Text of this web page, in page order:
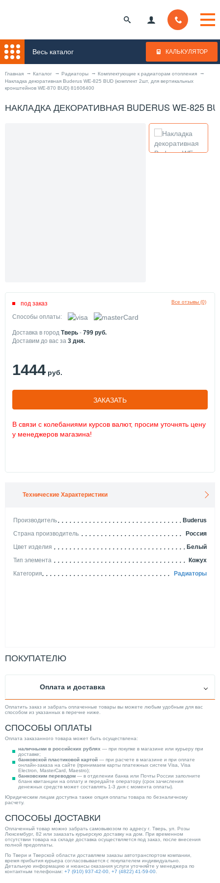
Весь каталог КАЛЬКУЛЯТОР
Главная Каталог Радиаторы
Комплектующие к радиаторам отопления
Накладка декоративная Buderus WE-825 BUD (комплект 2шт, для вертикальных
кронштейнов WE-870 BUD) 81606400
НАКЛАДКА ДЕКОРАТИВНАЯ BUDERUS WE-825
Все отзывы (0)
под заказ
Способы оплаты:
Доставка в город Тверь - 799 руб.
Доставим до вас за 3 дня.
1444 руб.
ЗАКАЗАТЬ
В связи с колебаниями курсов валют, просим уточнять цену
у менеджеров магазина!
Технические Характеристики
Производитель
Buderus
Страна производитель
Россия
Цвет изделия
Белый
Тип элемента
Кожух
Категория
Радиаторы
ПОКУПАТЕЛЮ
Оплата и доставка
Оплатить заказ и забрать оплаченные товары вы можете любым удобным для вас
способом из указанных в перечне ниже.
СПОСОБЫ ОПЛАТЫ
Оплата заказанного товара может быть осуществлена:
наличными в российских рублях — при покупке в магазине или курьеру при
доставке;
банковской пластиковой картой — при расчете в магазине и при оплате
онлайн-заказа на сайте (принимаем карты платежных систем Visa, Visa
Electron, MasterCard, Maestro);
банковским переводом — в отделении банка или Почты России заполните
бланк квитанции на оплату и передайте оператору (срок зачисления
денежных средств может составлять 1-3 дня с момента оплаты).
Юридическим лицам доступна также опция оплаты товара по безналичному
расчету.
СПОСОБЫ ДОСТАВКИ
Оплаченный товар можно забрать самовывозом по адресу г. Тверь, ул. Розы
Люксембург, 82 или заказать курьерскую доставку на дом. При временном
отсутствии товара на складе доставка осуществляется под заказ, после внесения
полной предоплаты.
По Твери и Тверской области доставляем заказы автотранспортом компании,
время прибытия курьера согласовывается с покупателем индивидуально.
Детальную информацию и нюансы оказания услуги уточняйте у менеджера по
контактным телефонам: +7 (910) 937-42-00 +7 (4822) 41-59-00